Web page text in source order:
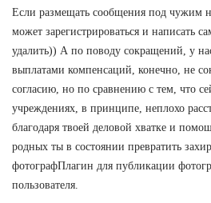
Если размещать сообщения под чужим
может зарегистрироваться и написать
удалить)) А по поводу сокращений, у
выплатами компенсаций, конечно, не
согласию, но по сравнению с тем, что
учреждениях, в принципе, неплохо
благодаря твоей деловой хватке и
родных ты в состоянии превратить
фотографПлагин для публикации
пользователя.